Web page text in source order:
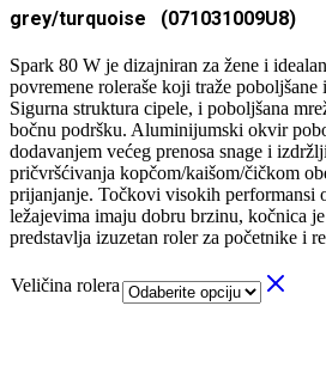
je
20.400,00 rsd.
je:
14.900,00 rsd.
grey/turquoise (071031009U8)
Spark 80 W je dizajniran za žene i
povremene roleraše koji traže
Sigurna struktura cipele, i poboljšana
bočnu podršku. Aluminijumski okvir
dodavanjem većeg prenosa snage i
pričvršćivanja kopčom/kaišom/čičkom
prijanjanje. Točkovi visokih performansi
ležajevima imaju dobru brzinu, kočnica
predstavlja izuzetan roler za početnike i
Veličina rolera